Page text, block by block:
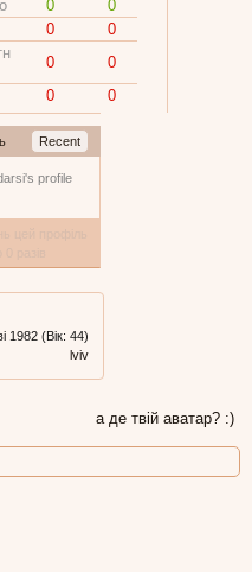
0
0
0
0
0
0
0
0
Recent
profile
1982 (Вік: 44)
lviv
а де твій аватар? :)